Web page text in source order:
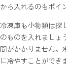
から入れるのもポイ
冷凍庫も小物類は探
のものを入れましょ
間がかかりません。
に冷やすことができ